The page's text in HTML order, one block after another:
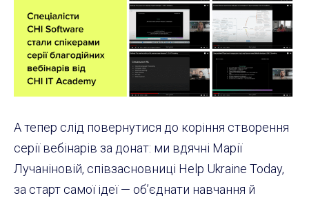
А тепер слід повернутися до коріння створення
серії вебінарів за донат: ми вдячні Марії
Лучаніновій, співзасновниці Help Ukraine Today,
за старт самої ідеї — об’єднати навчання й